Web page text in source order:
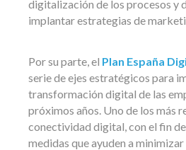
digitalización de los procesos y
implantar estrategias de
Por su parte, el Plan España
serie de ejes estratégicos para
transformación digital de las
próximos años. Uno de los más
conectividad digital, con el fin
medidas que ayuden a